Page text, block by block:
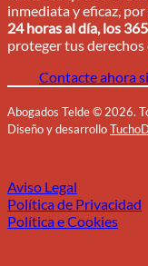
inmediata y eficaz,
24 horas al día, los
proteger tus
Contacte ahora
Abogados Telde© 2026.
Diseño y desarrollo
Aviso Legal
Política de Privacidad
Política e Cookies